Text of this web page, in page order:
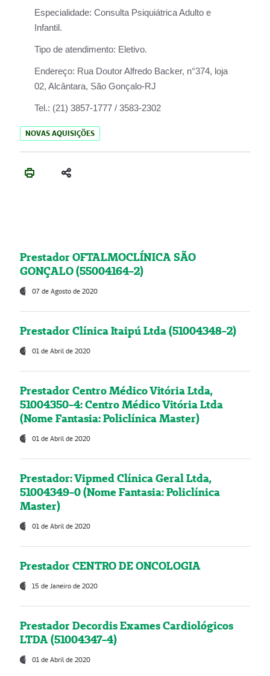
Especialidade: Consulta Psiquiátrica Adulto e
Infantil.
Tipo de atendimento: Eletivo.
Endereço: Rua Doutor Alfredo Backer, n°374, loja
02, Alcântara, São Gonçalo-RJ
Tel.: (21) 3857-1777 / 3583-2302
NOVAS AQUISIÇÕES
Prestador OFTALMOCLÍNICA SÃO
GONÇALO (55004164-2)
07 de Agosto de 2020
Prestador Clínica Itaipú Ltda (51004348-2)
01 de Abril de 2020
Prestador Centro Médico Vitória Ltda,
51004350-4: Centro Médico Vitória Ltda
(Nome Fantasia: Policlínica Master)
01 de Abril de 2020
Prestador: Vipmed Clínica Geral Ltda,
51004349-0 (Nome Fantasia: Policlínica
Master)
01 de Abril de 2020
Prestador CENTRO DE ONCOLOGIA
15 de Janeiro de 2020
Prestador Decordis Exames Cardiológicos
LTDA (51004347-4)
01 de Abril de 2020